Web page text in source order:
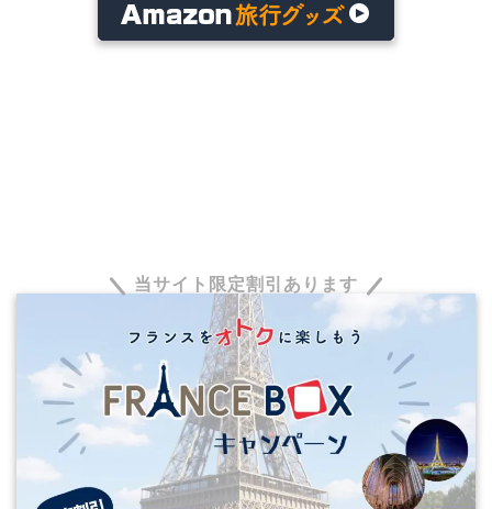
当サイト限定割引あります